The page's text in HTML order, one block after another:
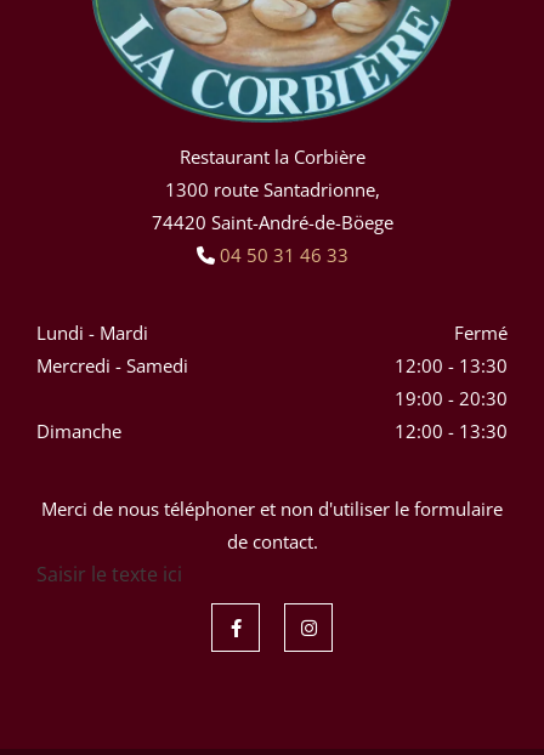
Restaurant la Corbière
1300 route Santadrionne,
74420 Saint-André-de-Böege
 04 50 31 46 33
Lundi - Mardi
Fermé
Mercredi - Samedi
12:00 - 13:30
19:00 - 20:30
Dimanche
12:00 - 13:30
Merci de nous téléphoner et non d'utiliser le formulaire
de contact.
Saisir le texte ici